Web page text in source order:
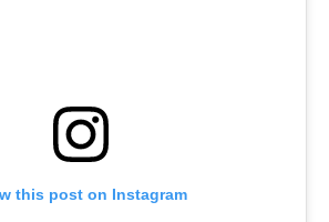
this post on Instagram